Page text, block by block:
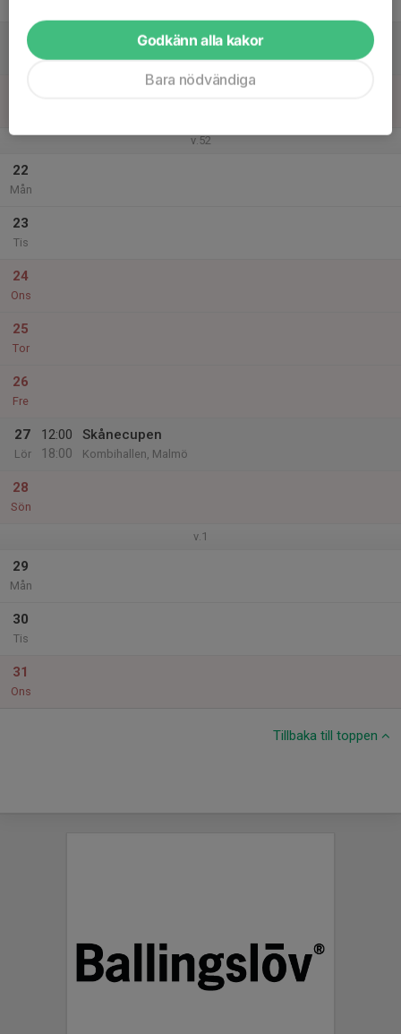
20
v.52
22
Mån
23
Tis
24
Ons
25
Tor
26
Fre
27
Lör
12:00
18:00
Skånecupen
Kombihallen, Malmö
28
Sön
v.1
29
Mån
30
Tis
31
Ons
Tillbaka till toppen
Godkänn alla kakor
Bara nödvändiga